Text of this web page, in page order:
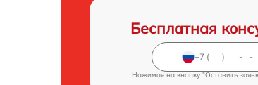
Бесплатная
Нажимая на кнопку "Оставить